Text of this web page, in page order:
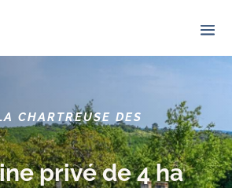
CHARTREUSE DES
privé de 4 ha